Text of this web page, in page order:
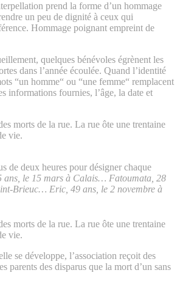
prend la forme d’un hommage
un peu de dignité à ceux qui
Hommage poignant empreint de
quelques bénévoles égrènent les
dans l’année écoulée. Quand l’identité
“un homme“ ou “une femme“ remplacent
informations fournies, l’âge, la date et
morts de la rue. La rue ôte une trentaine
vie.
de deux heures pour désigner chaque
ans, le 15 mars à Calais… Fatoumata, 28
Brieuc… Eric, 49 ans, le 2 novembre à
morts de la rue. La rue ôte une trentaine
vie.
se développe, l’association reçoit des
parents des disparus que la mort d’un sans